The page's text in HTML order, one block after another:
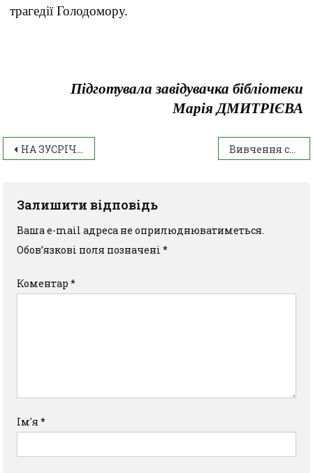
трагедії Голодомору.
Підготувала завідувачка бібліотеки
Марія ДМИТРІЄВА
НА ЗУСРІЧІ З ГЕНДИРЕКТОРОМ ДИРЕКТОРАТУ ФАХОВОЇ ПЕРЕДВИЩОЇ, ВИЩОЇ ОСВІТИ Вивчення соціальної природи конфліктів при вивченні навчальної дисципліни Соціологія
Залишити відповідь
Ваша e-mail адреса не оприлюднюватиметься.
Обов’язкові поля позначені*
Коментар*
Ім'я*